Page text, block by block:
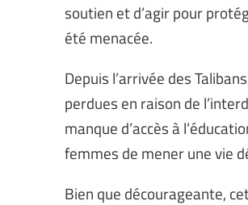
soutien et d’agir pour
été menacée.
Depuis l’arrivée des
perdues en raison de
manque d’accès à
femmes de mener une vie
Bien que décourageante,